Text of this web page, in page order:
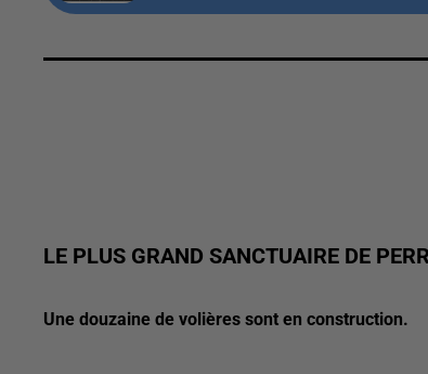
LE PLUS GRAND SANCTUAIRE DE
Une douzaine de volières sont en construction.